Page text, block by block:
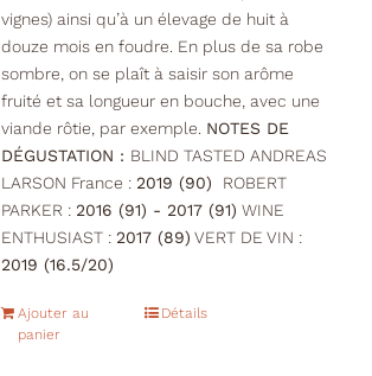
vignes) ainsi qu’à un élevage de huit à
douze mois en foudre. En plus de sa robe
sombre, on se plaît à saisir son arôme
fruité et sa longueur en bouche, avec une
viande rôtie, par exemple. NOTES DE
DÉGUSTATION : BLIND TASTED ANDREAS
LARSON France : 2019 (90)
ROBERT
PARKER : 2016 (91) - 2017 (91) WINE
ENTHUSIAST : 2017 (89) VERT DE VIN :
2019 (16.5/20)
Ajouter au
panier
Détails